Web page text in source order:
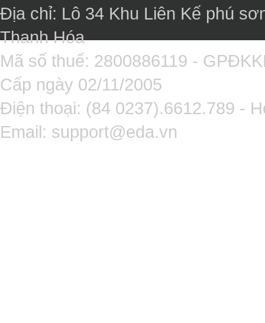
Địa chỉ: Lô 34 Khu Liên Kế phú
Thanh Hóa
Mã số thuế: 2800886119 -
Cấp ngày 02/11/2005
Điện thoại: (84 0237).6612.789 -
Email: support@eda.vn